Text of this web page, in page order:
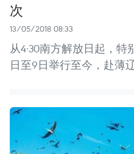
次
13/05/2018 08:33
从4·30南方解放日起，特
日至9日举行至今，赴薄